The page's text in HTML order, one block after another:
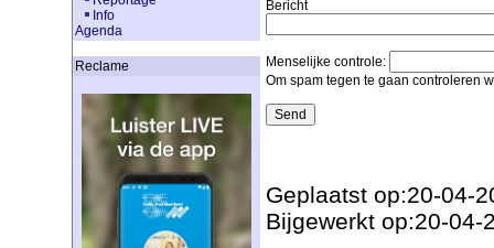
Info
Agenda
Reclame
Bericht
Menselijke controle:
Om spam tegen te gaan controleren
Geplaatst op:20-04-
Bijgewerkt op:20-04-